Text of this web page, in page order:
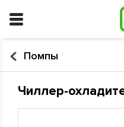
Помпы
Чиллер-